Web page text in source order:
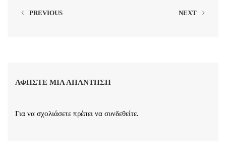
PREVIOUS NEXT
ΑΦΉΣΤΕ ΜΙΑ ΑΠΆΝΤΗΣΗ
Για να σχολιάσετε πρέπει να συνδεθείτε.